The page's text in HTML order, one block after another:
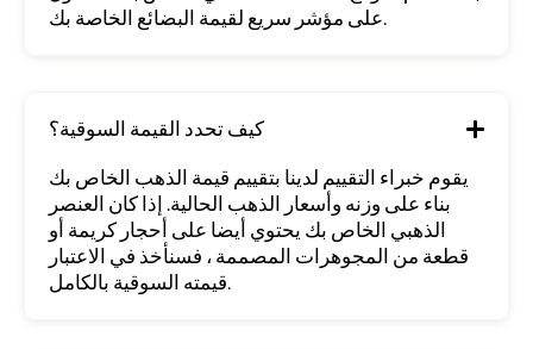
على مؤشر سريع لقيمة البضائع الخاصة بك.
كيف تحدد القيمة السوقية؟
يقوم خبراء التقييم لدينا بتقييم قيمة الذهب الخاص بك
بناء على وزنه وأسعار الذهب الحالية. إذا كان العنصر
الذهبي الخاص بك يحتوي أيضا على أحجار كريمة أو
قطعة من المجوهرات المصممة ، فسنأخذ في الاعتبار
قيمته السوقية بالكامل.